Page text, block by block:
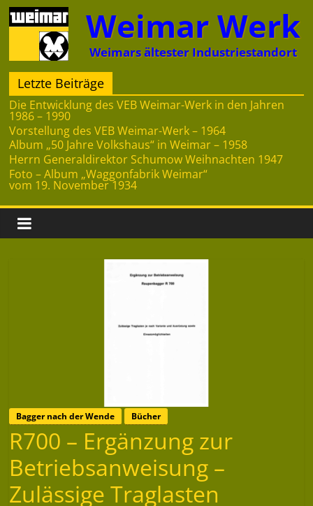
Zum
Inhalt
springen
Weimar Werk
Weimars ältester Industriestandort
Letzte Beiträge
Die Entwicklung des VEB Weimar-Werk in den Jahren
1986 – 1990
Vorstellung des VEB Weimar-Werk – 1964
Album „50 Jahre Volkshaus“ in Weimar – 1958
Herrn Generaldirektor Schumow Weihnachten 1947
Foto – Album „Waggonfabrik Weimar“
vom 19. November 1934
Bagger nach der Wende Bücher
R700 – Ergänzung zur
Betriebsanweisung –
Zulässige Traglasten